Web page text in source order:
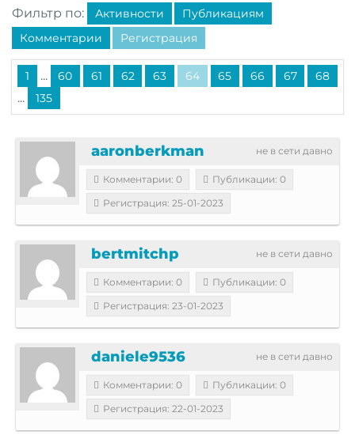
Фильтр по: Активности
Публикациям
Комментарии
Регистрация
1 ... 60 61 62 63 64 65 66 67 68
... 135
не в сети давно
aaronberkman
Комментарии: 0
Публикации: 0
Регистрация: 25-01-2023
не в сети давно
bertmitchp
Комментарии: 0
Публикации: 0
Регистрация: 23-01-2023
не в сети давно
daniele9536
Комментарии: 0
Публикации: 0
Регистрация: 22-01-2023